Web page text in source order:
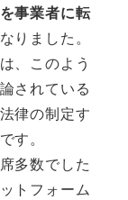
事業者に転
りました。
、このよう
されている
律の制定す
す。
多数でした
トフォーム